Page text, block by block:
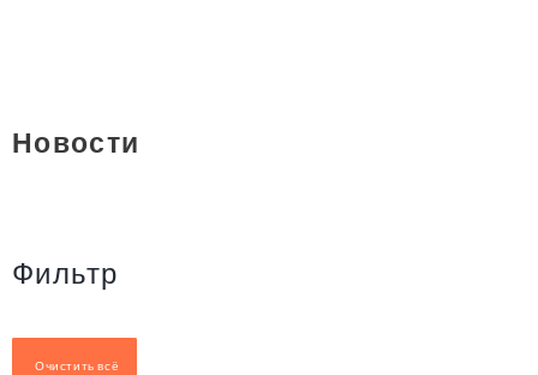
Новости
Фильтр
Очистить всё